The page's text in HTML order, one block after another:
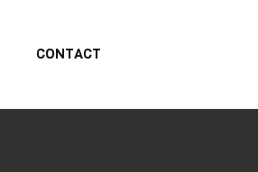
CONTACT